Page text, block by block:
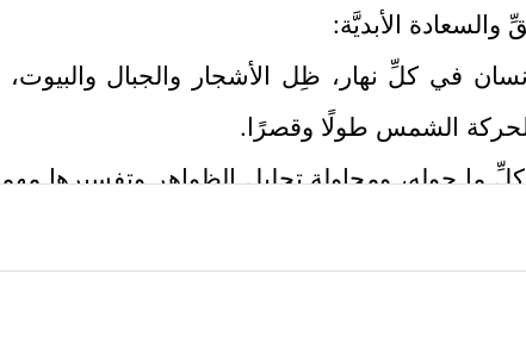
الأبديَّة:
في كلِّ نهار، ظِل الأشجار والجبال
الشمس طولًا وقصرًا.
ما حوله، ومحاولة تحليل الظواهر وتفسيرها
عَلَیۡهِ دَلِیلࣰا